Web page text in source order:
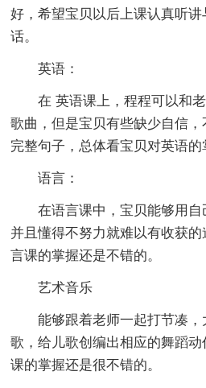
好，希望宝贝以后上课认真听
话。
英语：
在 英语课上，程程可以和老
歌曲，但是宝贝有些缺少自信
完整句子，总体看宝贝对英语的
语言：
在语言课中，宝贝能够用自
并且懂得不努力就难以有收获
言课的掌握还是不错的。
艺术音乐
能够跟着老师一起打节凑，
歌，给儿歌创编出相应的舞蹈
课的掌握还是很不错的。